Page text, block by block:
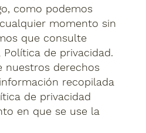
como podemos
momento sin
que consulte
de privacidad.
nuestros derechos
recopilada
de privacidad
en que se use la